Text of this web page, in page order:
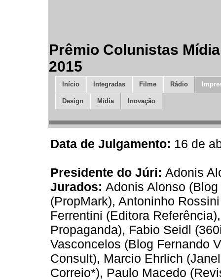
Prêmio Colunistas
2015
Início Integradas Filme Rádio
Design Mídia Inovação
Data de Julgamento: 16 de
Presidente do Júri: Adonis
Jurados: Adonis Alonso
(PropMark), Antoninho
Ferrentini (Editora
Propaganda), Fabio Seidl
Vasconcelos (Blog Fernando
Consult), Marcio Ehrlich
Correio*), Paulo Macedo